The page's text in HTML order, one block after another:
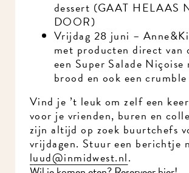
dessert (GAAT HELAAS
DOOR)
Vrijdag 28 juni –
met producten direct van
een Super Salade Niçoise
brood en ook een
Vind je ’t leuk om zelf een
voor je vrienden, buren en
zijn altijd op zoek buurtchefs
vrijdagen. Stuur een berichtje
luud@inmidwest.nl.